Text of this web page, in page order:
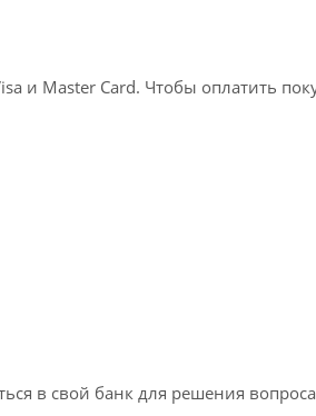
Master Card. Чтобы оплатить
в свой банк для решения